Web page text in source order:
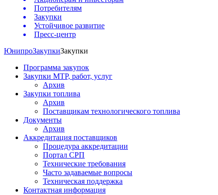
Потребителям
Закупки
Устойчивое развитие
Пресс-центр
ЮнипроЗакупкиЗакупки
Программа закупок
Закупки МТР, работ, услуг
Архив
Закупки топлива
Архив
Поставщикам технологического топлива
Документы
Архив
Аккредитация поставщиков
Процедура аккредитации
Портал СРП
Технические требования
Часто задаваемые вопросы
Техническая поддержка
Контактная информация